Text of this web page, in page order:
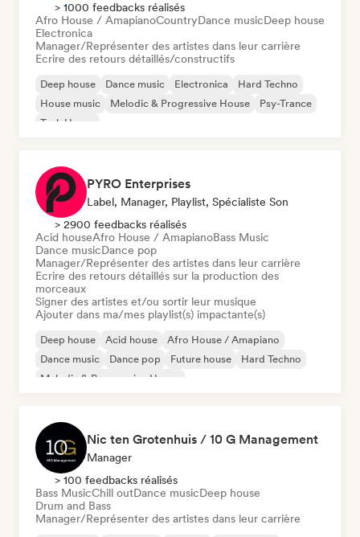
> 1000 feedbacks réalisés
Afro House / AmapianoCountryDance musicDeep house
Electronica
Manager/Représenter des artistes dans leur carrière
Ecrire des retours détaillés/constructifs
Deep house Dance music Electronica
Hard Techno
House music
Melodic & Progressive House
Psy-Trance
Tech House
PYRO Enterprises
Label, Manager, Playlist, Spécialiste Son
> 2900 feedbacks réalisés
Acid houseAfro House / AmapianoBass Music
Dance musicDance pop
Manager/Représenter des artistes dans leur carrière
Ecrire des retours détaillés sur la production des
morceaux
Signer des artistes et/ou sortir leur musique
Ajouter dans ma/mes playlist(s) impactante(s)
Deep house Acid house
Afro House / Amapiano
Dance music
Dance pop Future house
Hard Techno
Melodic & Progressive House
Nic ten Grotenhuis / 10 G Management
Manager
> 100 feedbacks réalisés
Bass MusicChill outDance musicDeep house
Drum and Bass
Manager/Représenter des artistes dans leur carrière